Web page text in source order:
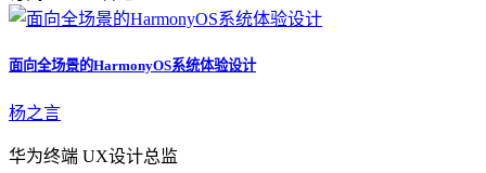
面向全场景的HarmonyOS系统体验设计
杨之言
华为终端 UX设计总监